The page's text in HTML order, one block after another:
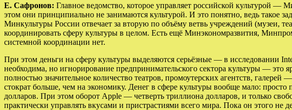
Е. Сафронов: Главное ведомство, которое управляет российской культурой
этом они принципиально не занимаются культурой. И это понятно, ведь такое
Минкультуры России отвечает за вторую по объёму ветвь учреждений (музеи,
координировать сферу культуры в целом. Есть ещё Минэкономразвития,
системной координации нет.
При этом деньги на сферу культуры выделяются серьёзные — в исследовании
необходима, но игнорирование предпринимательского сектора культуры — это
полностью значительное количество театров, промоутерских агентств,
стократ больше, чем на экономику. Денег в сфере культуры вообще мало:
долларов. При этом оборот Apple — четверть триллиона долларов, и только
практически управлять вкусами и пристрастиями всего мира. Пока он этого не